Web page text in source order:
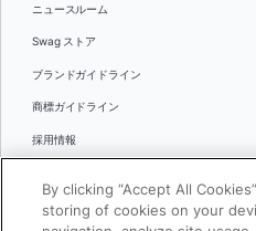
ニュースルーム
Swag ストア
ブランドガイドライン
商標ガイドライン
採用情報
言語By clicking “Accept All
storing of cookies on your